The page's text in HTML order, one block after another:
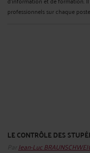
professionnels sur chaque
LE CONTRÔLE DES
Par Jean-Luc